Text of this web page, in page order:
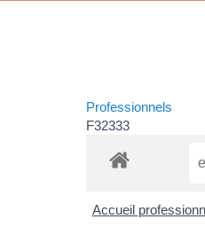
Professionnels
F32333
Accueil